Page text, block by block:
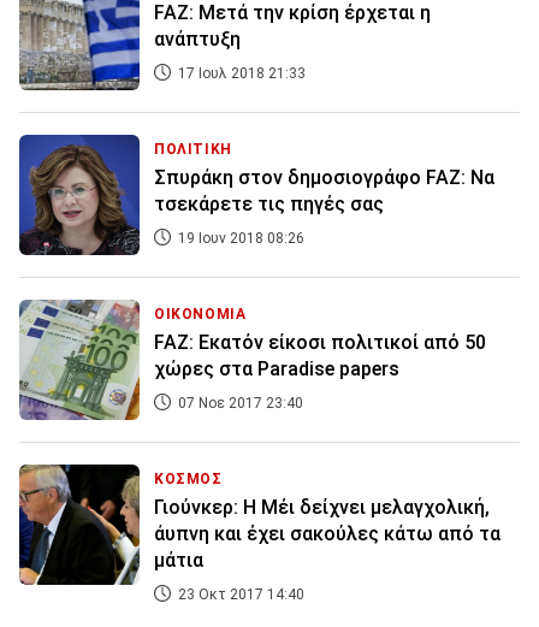
FAZ: Μετά την κρίση έρχεται η
ανάπτυξη
17 Ιουλ 2018 21:33
ΠΟΛΙΤΙΚΗ
Σπυράκη στον δημοσιογράφο FAZ: Να
τσεκάρετε τις πηγές σας
19 Ιουν 2018 08:26
ΟΙΚΟΝΟΜΙΑ
FAZ: Εκατόν είκοσι πολιτικοί από 50
χώρες στα Paradise papers
07 Νοε 2017 23:40
ΚΟΣΜΟΣ
Γιούνκερ: Η Μέι δείχνει μελαγχολική,
άυπνη και έχει σακούλες κάτω από τα
μάτια
23 Οκτ 2017 14:40